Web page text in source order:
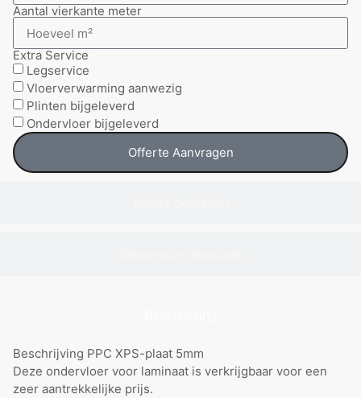
Aantal vierkante meter
Extra Service
Legservice
Vloerverwarming aanwezig
Plinten bijgeleverd
Ondervloer bijgeleverd
Offerte Aanvragen
Beschrijving PPC XPS-plaat 5mm
Deze ondervloer voor laminaat is verkrijgbaar voor een
zeer aantrekkelijke prijs.